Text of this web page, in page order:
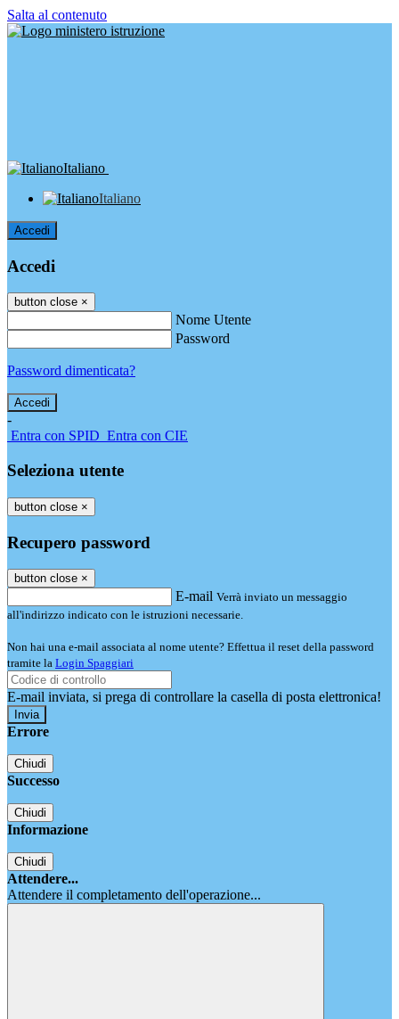
Salta al contenuto
Italiano
Italiano
Accedi
Accedi
button close ×
Nome Utente
Password
Password dimenticata?
-
Entra con SPID Entra con CIE
Seleziona utente
button close ×
Recupero password
button close ×
E-mail Verrà inviato un messaggio
all'indirizzo indicato con le istruzioni necessarie.
Non hai una e-mail associata al nome utente? Effettua il reset della password
tramite la Login Spaggiari
E-mail inviata, si prega di controllare la casella di posta elettronica!
Errore
Chiudi
Successo
Chiudi
Informazione
Chiudi
Attendere...
Attendere il completamento dell'operazione...